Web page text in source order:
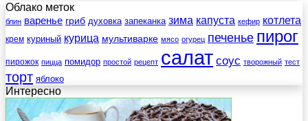
Облако меток
блин варенье гриб духовка запеканка зима капуста кефир котлета
крем куриный курица мультиварке мясо огурец печенье пирог
пирожок пицца помидор простой рецепт салат соус творожный тест
торт яблоко
Интересно